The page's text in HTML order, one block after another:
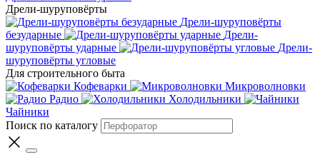
Дрели-шуруповёрты
Дрели-шуруповёрты
безударные
Дрели-
шуруповёрты ударные
Дрели-
шуруповёрты угловые
Для строительного быта
Кофеварки
Микроволновки
Радио
Холодильники
Чайники
Поиск по каталогу